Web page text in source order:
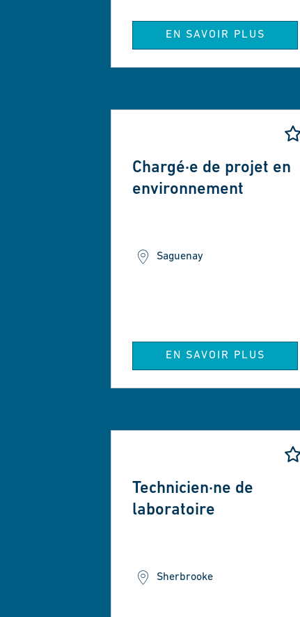
EN SAVOIR PLUS
Chargé·e de projet en
environnement
Saguenay
EN SAVOIR PLUS
Technicien·ne de
laboratoire
Sherbrooke